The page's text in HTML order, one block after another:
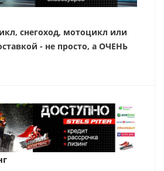
снегоход, мотоцикл или
- не просто, а ОЧЕНЬ